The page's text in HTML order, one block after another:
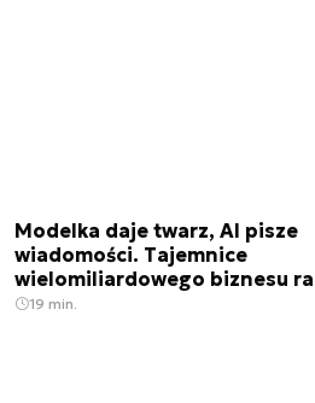
Modelka daje twarz, AI pisze
wiadomości. Tajemnice
wielomiliardowego biznesu
19 min.